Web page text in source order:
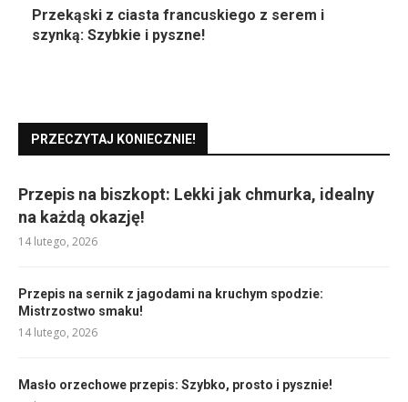
Przekąski z ciasta francuskiego z serem i
szynką: Szybkie i pyszne!
PRZECZYTAJ KONIECZNIE!
Przepis na biszkopt: Lekki jak chmurka, idealny
na każdą okazję!
14 lutego, 2026
Przepis na sernik z jagodami na kruchym spodzie:
Mistrzostwo smaku!
14 lutego, 2026
Masło orzechowe przepis: Szybko, prosto i pysznie!